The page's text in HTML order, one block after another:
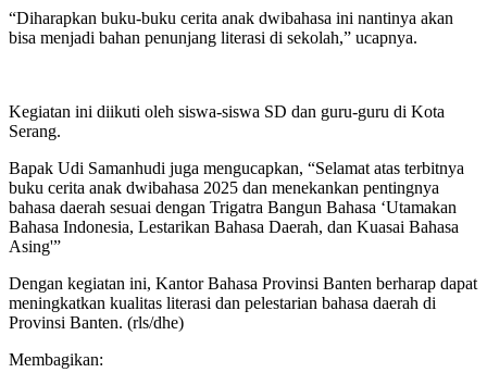
“Diharapkan buku-buku cerita anak dwibahasa ini nantinya akan
bisa menjadi bahan penunjang literasi di sekolah,” ucapnya.
Kegiatan ini diikuti oleh siswa-siswa SD dan guru-guru di Kota
Serang.
Bapak Udi Samanhudi juga mengucapkan, “Selamat atas terbitnya
buku cerita anak dwibahasa 2025 dan menekankan pentingnya
bahasa daerah sesuai dengan Trigatra Bangun Bahasa ‘Utamakan
Bahasa Indonesia, Lestarikan Bahasa Daerah, dan Kuasai Bahasa
Asing'”
Dengan kegiatan ini, Kantor Bahasa Provinsi Banten berharap dapat
meningkatkan kualitas literasi dan pelestarian bahasa daerah di
Provinsi Banten. (rls/dhe)
Membagikan: